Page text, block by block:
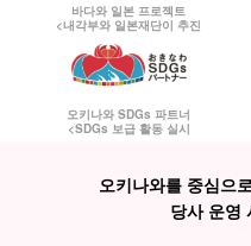
바다와 일본 프로젝트
<내각부와 일본재단이 추진
오키나와 SDGs 파트너
<SDGs 보급 활동 실시
오키나와를 중심으
당사 운영